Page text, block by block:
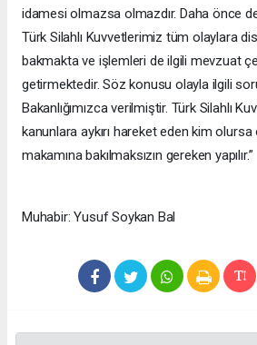
idamesi olmazsa olmazdır. Daha önce de
Türk Silahlı Kuvvetlerimiz tüm olaylara
bakmakta ve işlemleri de ilgili mevzuat
getirmektedir. Söz konusu olayla ilgili
Bakanlığımızca verilmiştir. Türk Silahlı
kanunlara aykırı hareket eden kim
makamına bakılmaksızın gereken yapılır.”
Muhabir: Yusuf Soykan Bal